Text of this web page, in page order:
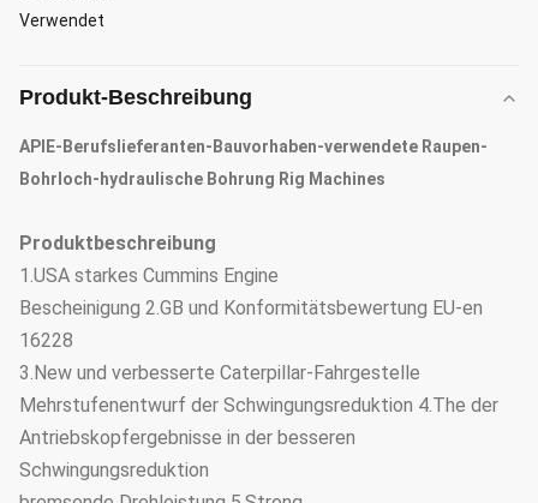
Verwendet
Produkt-Beschreibung
APIE-Berufslieferanten-Bauvorhaben-verwendete Raupen-
Bohrloch-hydraulische Bohrung Rig Machines
Produktbeschreibung
1.USA starkes Cummins Engine
Bescheinigung 2.GB und Konformitätsbewertung EU-en
16228
3.New und verbesserte Caterpillar-Fahrgestelle
Mehrstufenentwurf der Schwingungsreduktion 4.The der
Antriebskopfergebnisse in der besseren
Schwingungsreduktion